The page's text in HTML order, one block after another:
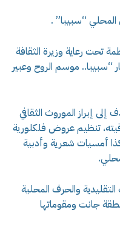
المحلي “سبيبا” .
تحت رعاية وزيرة الثقافة
“سبيبا.. موسم الروح وعبير
إبراز الموروث الثقافي
تنظيم عروض فلكلورية
أمسيات شعرية وأدبية
والحرف المحلية
جانت ومقوماتها